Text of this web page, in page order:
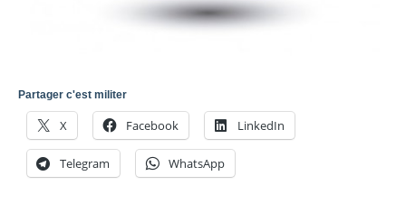
Partager c'est militer
X Facebook LinkedIn
Telegram WhatsApp